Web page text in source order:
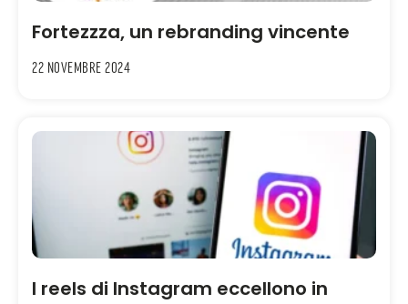
Fortezzza, un rebranding vincente
22 Novembre 2024
I reels di Instagram eccellono in